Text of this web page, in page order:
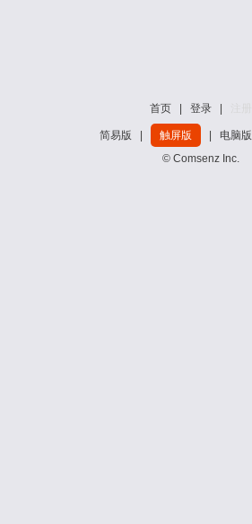
首页 登录
简易版 触屏版 电脑版
© Comsenz Inc.